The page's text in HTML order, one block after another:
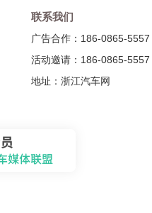
联系我们
广告合作：186-0865-5557
活动邀请：186-0865-5557
地址：浙江汽车网